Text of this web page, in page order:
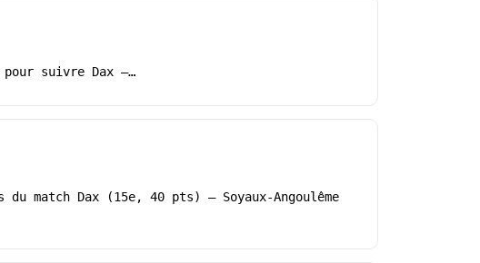
suivre Dax –…
du match Dax (15e, 40 pts) – Soyaux-Angoulême